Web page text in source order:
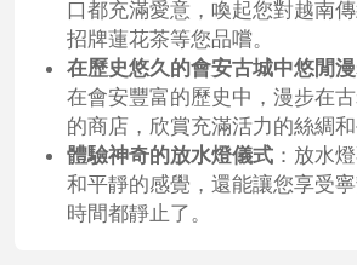
口都充滿愛意，喚起您對越南
招牌蓮花茶等您品嚐。
在歷史悠久的會安古城中悠閒
在會安豐富的歷史中，漫步在
的商店，欣賞充滿活力的絲綢和
體驗神奇的放水燈儀式 ：放水
和平靜的感覺，還能讓您享受
時間都靜止了。